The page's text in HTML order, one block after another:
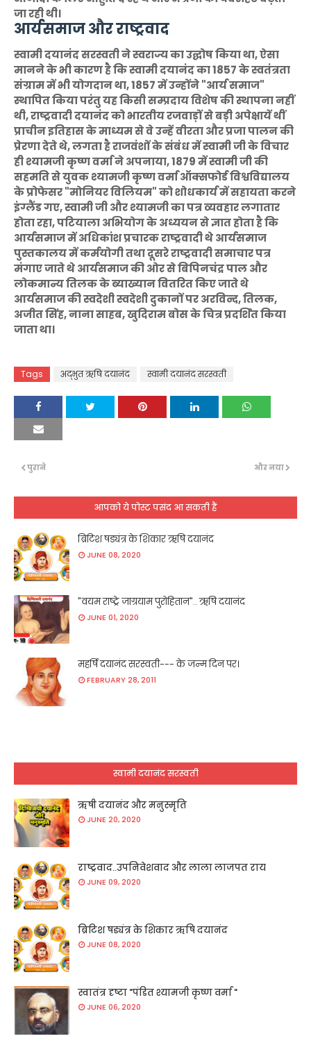
जा रही थी।
आर्यसमाज और राष्ट्रवाद
स्वामी दयानंद सरस्वती ने स्वराज्य का उद्घोष किया था, ऐसा
मानने के भी कारण है कि स्वामी दयानंद का 1857 के स्वतंत्रता
संग्राम में भी योगदान था, 1857 में उन्होंने "आर्य समाज"
स्थापित किया परंतु यह किसी सम्प्रदाय विशेष की स्थापना नहीं
थी, राष्ट्रवादी दयानंद को भारतीय रजवाड़ों से बड़ी अपेक्षायें थीं
प्राचीन इतिहास के माध्यम से वे उन्हें वीरता और प्रजा पालन की
प्रेरणा देते थे, लगता है राजवंशों के संबंध में स्वामी जी के विचार
ही श्यामजी कृष्ण वर्मा ने अपनाया, 1879 में स्वामी जी की
सहमति से युवक श्यामजी कृष्ण वर्मा ऑक्सफोर्ड विश्वविद्यालय
के प्रोफेसर "मोनियर विलियम" को शोधकार्य में सहायता करने
इंग्लैंड गए, स्वामी जी और श्यामजी का पत्र व्यवहार लगातार
होता रहा, पटियाला अभियोग के अध्ययन से ज्ञात होता है कि
आर्यसमाज में अधिकांश प्रचारक राष्ट्रवादी थे आर्यसमाज
पुस्तकालय में कर्मयोगी तथा दूसरे राष्ट्रवादी समाचार पत्र
मंगाए जाते थे आर्यसमाज की ओर से बिपिनचंद्र पाल और
लोकमान्य तिलक के ब्याख्यान वितरित किए जाते थे
आर्यसमाज की स्वदेशी स्वदेशी दुकानों पर अरविन्द, तिलक,
अजीत सिंह, नाना साहब, खुदिराम बोस के चित्र प्रदर्शित किया
जाता था।
Tags अद्भुत ऋषि दयानंद स्वामी दयानंद सरस्वती
और नया
पुराने
आपको ये पोस्ट पसंद आ सकती हैं
ब्रिटिश षड्यंत्र के शिकार ऋषि दयानंद
JUNE 08, 2020
"वयम राष्ट्रे जाग्रयाम पुरोहितान".. ऋषि दयानंद
JUNE 01, 2020
महर्षि दयानंद सरस्वती--- के जन्म दिन पर।
FEBRUARY 28, 2011
स्वामी दयानंद सरस्वती
ऋषी दयानंद और मनुस्मृति
JUNE 20, 2020
राष्ट्रवाद..उपनिवेशवाद और लाला लाजपत राय
JUNE 09, 2020
ब्रिटिश षड्यंत्र के शिकार ऋषि दयानंद
JUNE 08, 2020
स्वातंत्र दृष्टा "पंडित श्यामजी कृष्ण वर्मा "
JUNE 06, 2020